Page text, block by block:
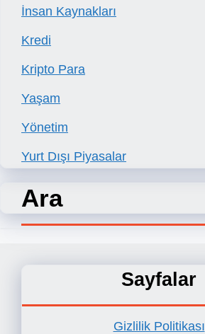
İnsan Kaynakları
Kredi
Kripto Para
Yaşam
Yönetim
Yurt Dışı Piyasalar
Ara
Sayfalar
Gizlilik Politikası